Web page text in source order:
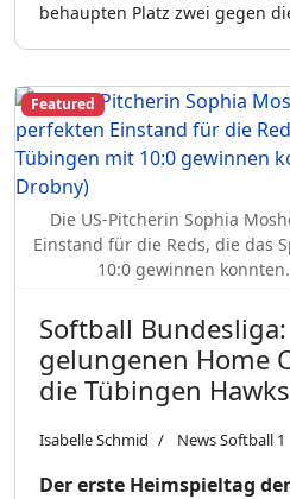
behaupten Platz zwei gegen
Die US-Pitcherin Sophia
Einstand für die Reds, die das
10:0 gewinnen
Featured
Softball
gelungenen Home
die Tübingen Hawks
Isabelle Schmid News Softball 1
Der erste Heimspieltag